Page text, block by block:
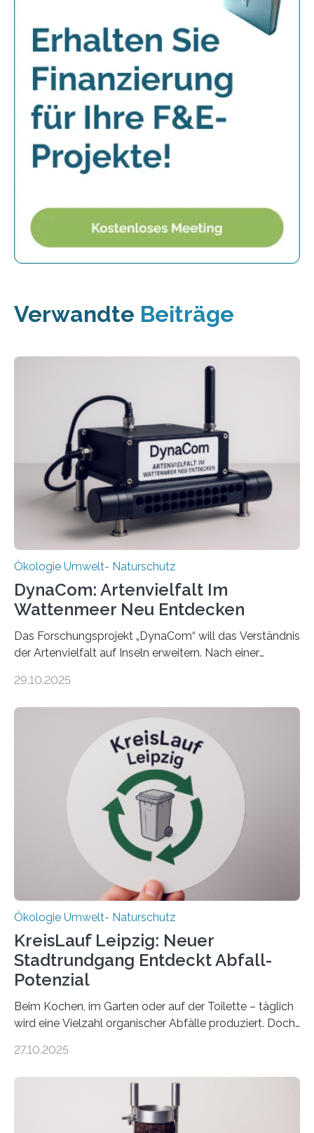
Verwandte Beiträge
Ökologie Umwelt- Naturschutz
DynaCom: Artenvielfalt Im
Wattenmeer Neu Entdecken
Das Forschungsprojekt „DynaCom“ will das Verständnis
der Artenvielfalt auf Inseln erweitern. Nach einer
Beobachtungen im Wattenmeer ist nun eine große
Oldenburg befassen sich insbesondere damit, wie ein
Ökosystem gedeiht – und wie sich dieser Prozess
verlässlich prognostizieren lässt. Grünes Licht für
„DynaCom“: Die Deutsche Forschungsgemeinschaft
(DFG) fördert das Anfang 2019 gestartete
Forschungsprojekt an der Universität Oldenburg für
zwei weitere Jahre mit rund 1,2 Millionen Euro. „Wir
freuen uns sehr über…
29.10.2025
Ökologie Umwelt- Naturschutz
KreisLauf Leipzig: Neuer
Stadtrundgang Entdeckt Abfall-
Potenzial
Beim Kochen, im Garten oder auf der Toilette – täglich
wird eine Vielzahl organischer Abfälle produziert. Doch
Potenzial nur dann entfalten können, wenn sie in
Veränderung der Wirtschaft wichtig ist, zeigt der vom
Deutschen Biomasseforschungszentrum und der
27.10.2025